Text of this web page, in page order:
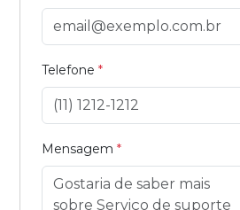
Telefone*
Mensagem*